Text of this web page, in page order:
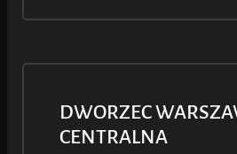
DWORZEC
CENTRALNA